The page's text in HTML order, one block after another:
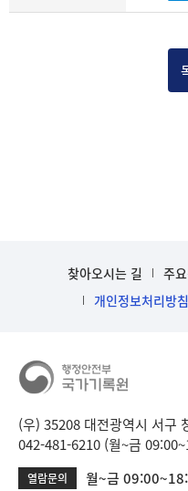
찾아오시는 길 주
개인정보처리방침
(우) 35208 대전광역시 서구
042-481-6210 (월~금
열람문의 월~금